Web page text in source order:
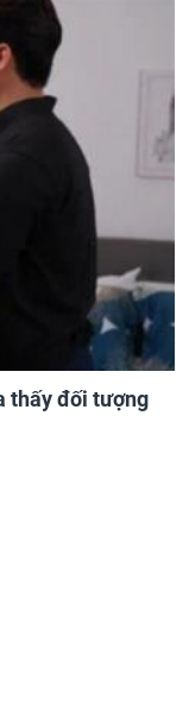
thấy đối tượng